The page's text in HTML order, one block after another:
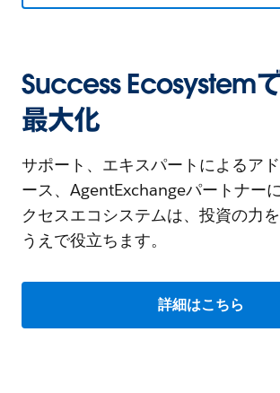
Success Ecosystem
最大化
サポート、エキスパートによるア
ース、AgentExchangeパートナー
クセスエコシステムは、投資の力
うえで役立ちます。
詳細はこちら